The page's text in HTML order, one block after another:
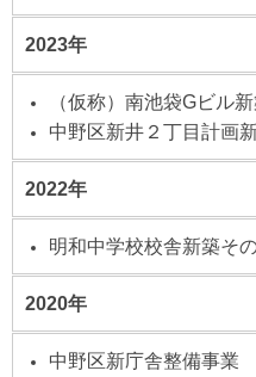
2023年
（仮称）南池袋Gビル
中野区新井２丁目計画
2022年
明和中学校校舎新築そ
2020年
中野区新庁舎整備事業